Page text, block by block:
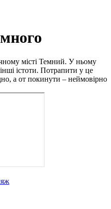
місті Темний. У ньому
істоти. Потрапити у це
а от покинути – неймовірно